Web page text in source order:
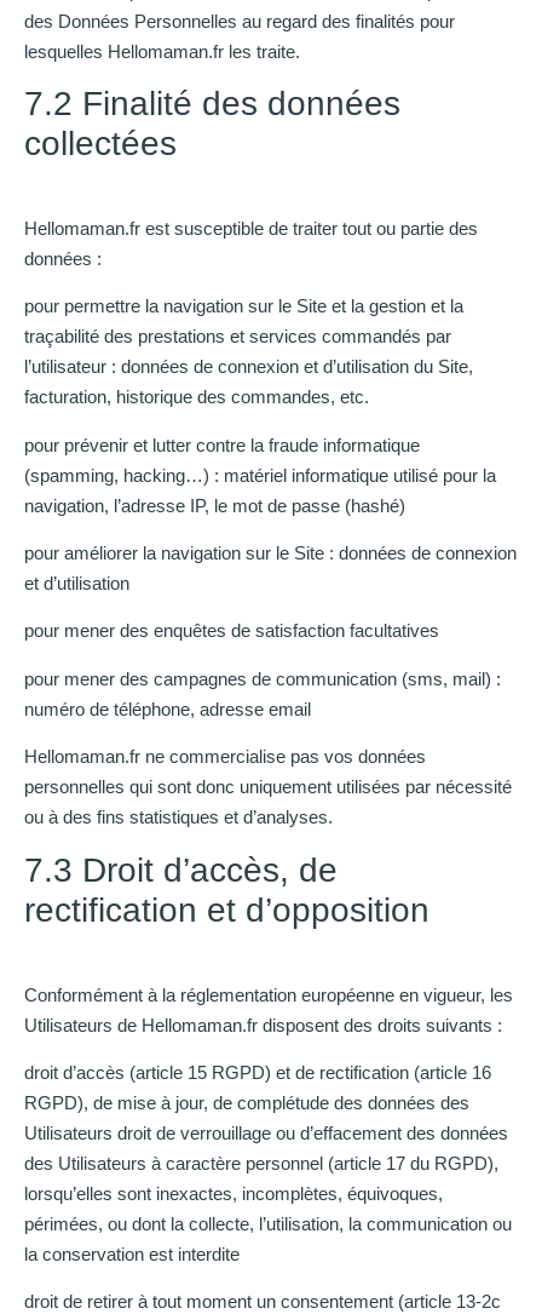
des Données Personnelles au regard des finalités pour
lesquelles Hellomaman.fr les traite.
7.2 Finalité des données
collectées
Hellomaman.fr est susceptible de traiter tout ou partie des
données :
pour permettre la navigation sur le Site et la gestion et la
traçabilité des prestations et services commandés par
l’utilisateur : données de connexion et d’utilisation du Site,
facturation, historique des commandes, etc.
pour prévenir et lutter contre la fraude informatique
(spamming, hacking…) : matériel informatique utilisé pour la
navigation, l’adresse IP, le mot de passe (hashé)
pour améliorer la navigation sur le Site : données de connexion
et d’utilisation
pour mener des enquêtes de satisfaction facultatives
pour mener des campagnes de communication (sms, mail) :
numéro de téléphone, adresse email
Hellomaman.fr ne commercialise pas vos données
personnelles qui sont donc uniquement utilisées par nécessité
ou à des fins statistiques et d’analyses.
7.3 Droit d’accès, de
rectification et d’opposition
Conformément à la réglementation européenne en vigueur, les
Utilisateurs de Hellomaman.fr disposent des droits suivants :
droit d’accès (article 15 RGPD) et de rectification (article 16
RGPD), de mise à jour, de complétude des données des
Utilisateurs droit de verrouillage ou d’effacement des données
des Utilisateurs à caractère personnel (article 17 du RGPD),
lorsqu’elles sont inexactes, incomplètes, équivoques,
périmées, ou dont la collecte, l’utilisation, la communication ou
la conservation est interdite
droit de retirer à tout moment un consentement (article 13-2c